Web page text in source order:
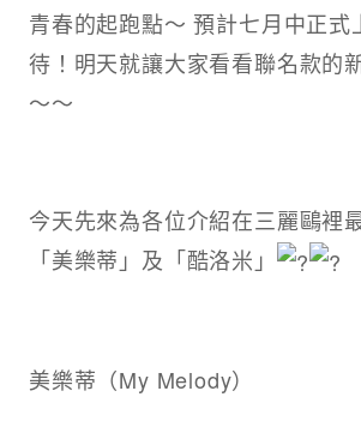
青春的起跑點～ 預計七月中正式
待！明天就讓大家看看聯名款的
～～
今天先來為各位介紹在三麗鷗裡
「美樂蒂」及「酷洛米」
美樂蒂（My Melody）